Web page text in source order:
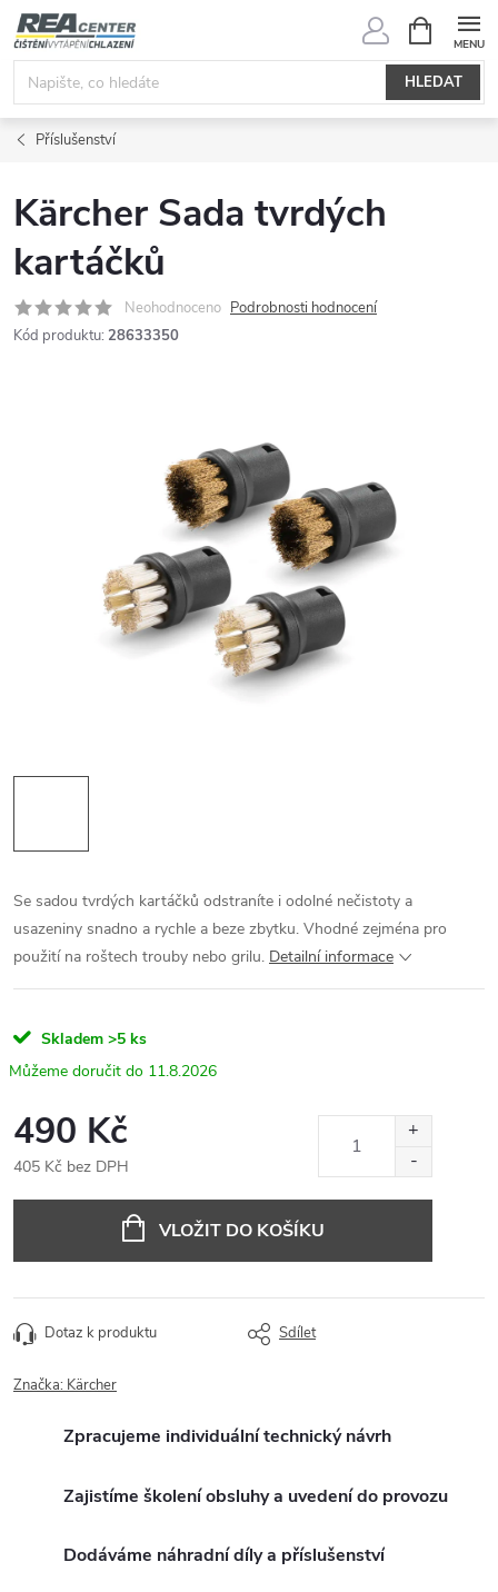
Přejít
na
obsah
HLEDAT
NÁKUPNÍ
KOŠÍK
Příslušenství
Kärcher Sada tvrdých
kartáčků
Neohodnoceno Podrobnosti hodnocení
Kód produktu: 28633350
Se sadou tvrdých kartáčků odstraníte i odolné nečistoty a
usazeniny snadno a rychle a beze zbytku. Vhodné zejména pro
použití na roštech trouby nebo grilu. Detailní informace
Skladem >5 ks
11.8.2026
490 Kč
405 Kč bez DPH
VLOŽIT DO KOŠÍKU
Dotaz k produktu Sdílet
Značka: Kärcher
Zpracujeme individuální technický návrh
Zajistíme školení obsluhy a uvedení do provozu
Dodáváme náhradní díly a příslušenství